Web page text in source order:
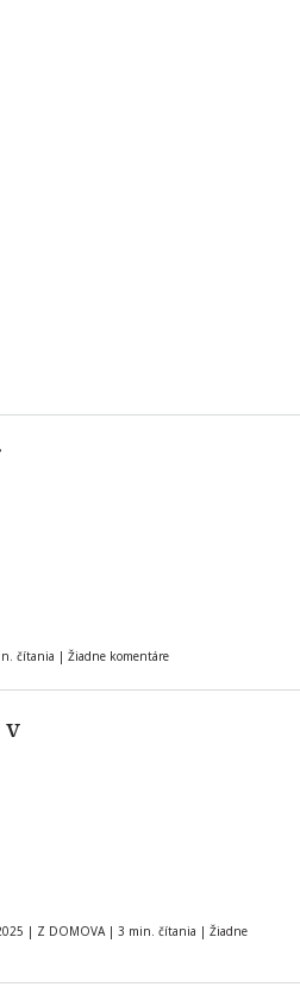
čítania | Žiadne komentáre
v
| Z DOMOVA | 3 min. čítania | Žiadne